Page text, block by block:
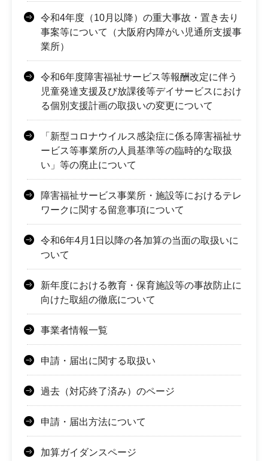
令和4年度（10月以降）の重大事故・置き去り
事案等について（大阪府内障がい児通所支援事
業所）
令和6年度障害福祉サービス等報酬改定に伴う
児童発達支援及び放課後等デイサービスにおけ
る個別支援計画の取扱いの変更について
「新型コロナウイルス感染症に係る障害福祉サ
ービス等事業所の人員基準等の臨時的な取扱
い」等の廃止について
障害福祉サービス事業所・施設等におけるテレ
ワークに関する留意事項について
令和6年4月1日以降の各加算の当面の取扱いに
ついて
新年度における教育・保育施設等の事故防止に
向けた取組の徹底について
事業者情報一覧
申請・届出に関する取扱い
過去（対応終了済み）のページ
申請・届出方法について
加算ガイダンスページ